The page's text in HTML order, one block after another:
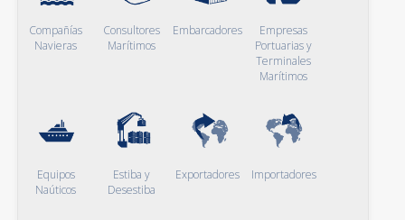
Compañías
Navieras
Consultores
Marítimos
Embarcadores
Empresas
Portuarias y
Terminales
Marítimos
Equipos
Naúticos
Estiba y
Desestiba
Exportadores Importadores